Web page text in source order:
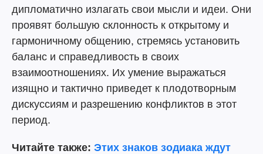
дипломатично излагать свои мысли и идеи. Они
проявят большую склонность к открытому и
гармоничному общению, стремясь установить
баланс и справедливость в своих
взаимоотношениях. Их умение выражаться
изящно и тактично приведет к плодотворным
дискуссиям и разрешению конфликтов в этот
период.
Читайте также: Этих знаков зодиака ждут